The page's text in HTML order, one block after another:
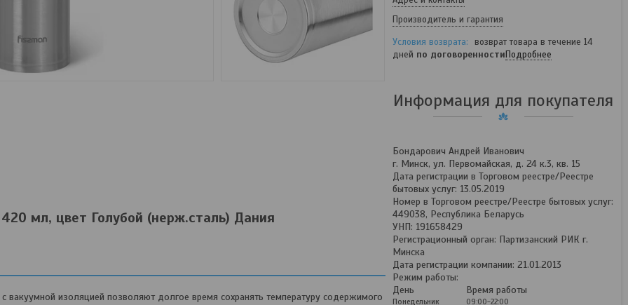
мл, цвет Голубой (нерж.сталь) Дания
изоляцией позволяют долгое время сохранять температуру содержимого
Производитель и гарантия
возврат товара в течение 14
дней по договоренностиПодробнее
Информация для покупателя
Бондарович Андрей Иванович
г. Минск, ул. Первомайская, д. 24 к.3, кв. 15
Дата регистрации в Торговом реестре/Реестре
бытовых услуг: 13.05.2019
Номер в Торговом реестре/Реестре бытовых услуг:
449038, Республика Беларусь
УНП: 191658429
Регистрационный орган: Партизанский РИК г.
Минска
Дата регистрации компании: 21.01.2013
Режим работы:
День
Время работы
Понедельник
09:00-22:00